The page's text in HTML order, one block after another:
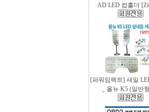
AD LED 컵홀더
[파워임팩트] 새일
_ 올뉴 K5 (일반